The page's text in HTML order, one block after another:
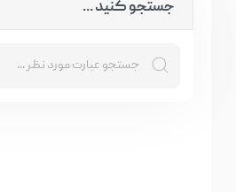
جستجو کنید ...